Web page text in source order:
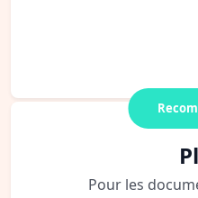
Pour les